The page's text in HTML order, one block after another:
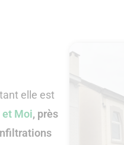
elle est
Moi, près